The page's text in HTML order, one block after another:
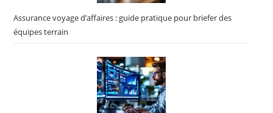
Assurance voyage d’affaires : guide pratique pour briefer des
équipes terrain